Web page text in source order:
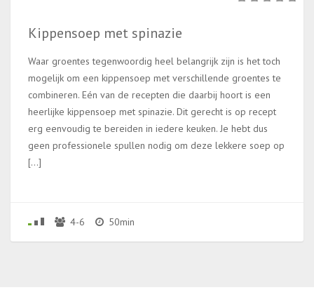
Kippensoep met spinazie
Waar groentes tegenwoordig heel belangrijk zijn is het toch
mogelijk om een kippensoep met verschillende groentes te
combineren. Eén van de recepten die daarbij hoort is een
heerlijke kippensoep met spinazie. Dit gerecht is op recept
erg eenvoudig te bereiden in iedere keuken. Je hebt dus
geen professionele spullen nodig om deze lekkere soep op
[…]
4-6 50min